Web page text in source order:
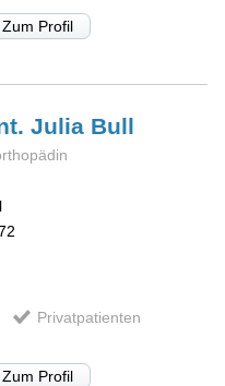
Zum Profil
Julia Bull
Privatpatienten
Zum Profil